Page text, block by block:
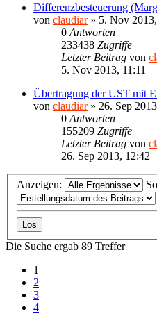
Differenzbesteuerung
von claudiar» 5. Nov 2013,
0 Antworten
233438 Zugriffe
Letzter Beitrag von
5. Nov 2013, 11:11
Übertragung der UST mit
von claudiar» 26. Sep
0 Antworten
155209 Zugriffe
Letzter Beitrag von
26. Sep 2013, 12:42
Anzeigen:
Die Suche ergab 89 Treffer
1
2
3
4